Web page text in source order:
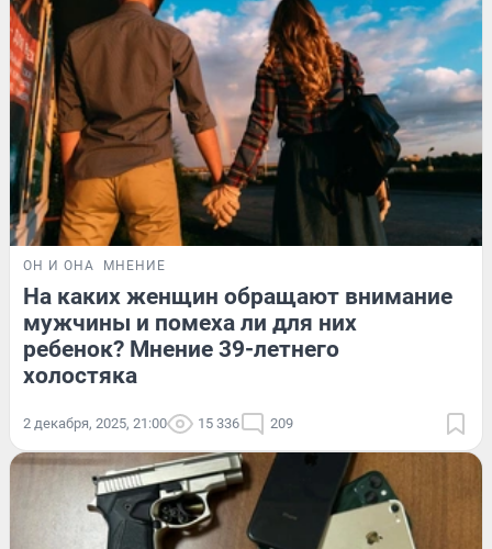
ОН И ОНА МНЕНИЕ
На каких женщин обращают внимание
мужчины и помеха ли для них
ребенок? Мнение 39-летнего
холостяка
2 декабря, 2025, 21:00 15 336 209